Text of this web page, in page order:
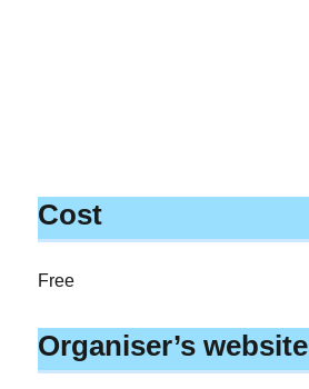
Cost
Free
Organiser’s website